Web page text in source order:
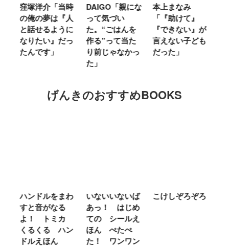
「当時
は『人
ように
』だっ
DAIGO「親にな
って気づい
た。“ごはんを
作る”って当た
り前じゃなかっ
本上まなみ
「『助けて』
『できない』が
言えない子ども
だった」
千原せいじ「
育ては自分の
ヤな面に直面
ることが多か
た」
げんきのおすすめBOOKS
ドルをまわ
音がなる
トミカ
くる ハン
えほん
いないいないば
あっ！ はじめ
ての シールえ
ほん ぺたぺ
た！ ワンワン
こけしぞろぞろ
ＭＲ．Ｍ